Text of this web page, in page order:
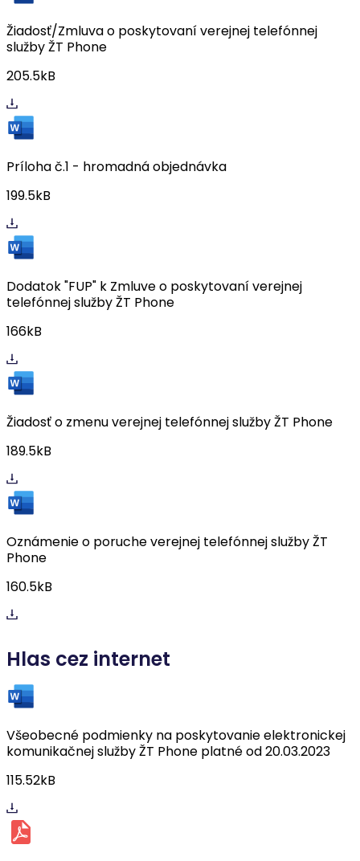
Žiadosť/Zmluva o poskytovaní verejnej telefónnej
služby ŽT Phone
205.5kB
Príloha č.1 - hromadná objednávka
199.5kB
Dodatok "FUP" k Zmluve o poskytovaní verejnej
telefónnej služby ŽT Phone
166kB
Žiadosť o zmenu verejnej telefónnej služby ŽT Phone
189.5kB
Oznámenie o poruche verejnej telefónnej služby ŽT
Phone
160.5kB
Hlas cez internet
Všeobecné podmienky na poskytovanie elektronickej
komunikačnej služby ŽT Phone platné od 20.03.2023
115.52kB